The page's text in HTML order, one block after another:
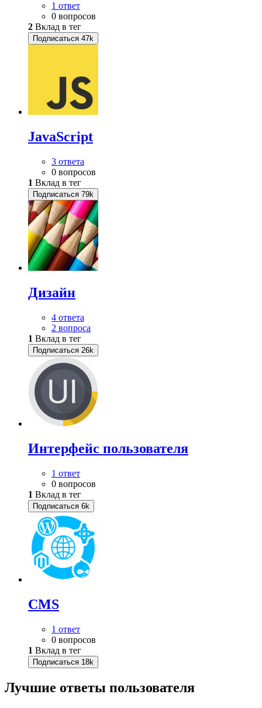
1 ответ
0 вопросов
2 Вклад в тег
Подписаться 47k
JavaScript
3 ответа
0 вопросов
1 Вклад в тег
Подписаться 79k
Дизайн
4 ответа
2 вопроса
1 Вклад в тег
Подписаться 26k
Интерфейс пользователя
1 ответ
0 вопросов
1 Вклад в тег
Подписаться 6k
CMS
1 ответ
0 вопросов
1 Вклад в тег
Подписаться 18k
Лучшие ответы пользователя